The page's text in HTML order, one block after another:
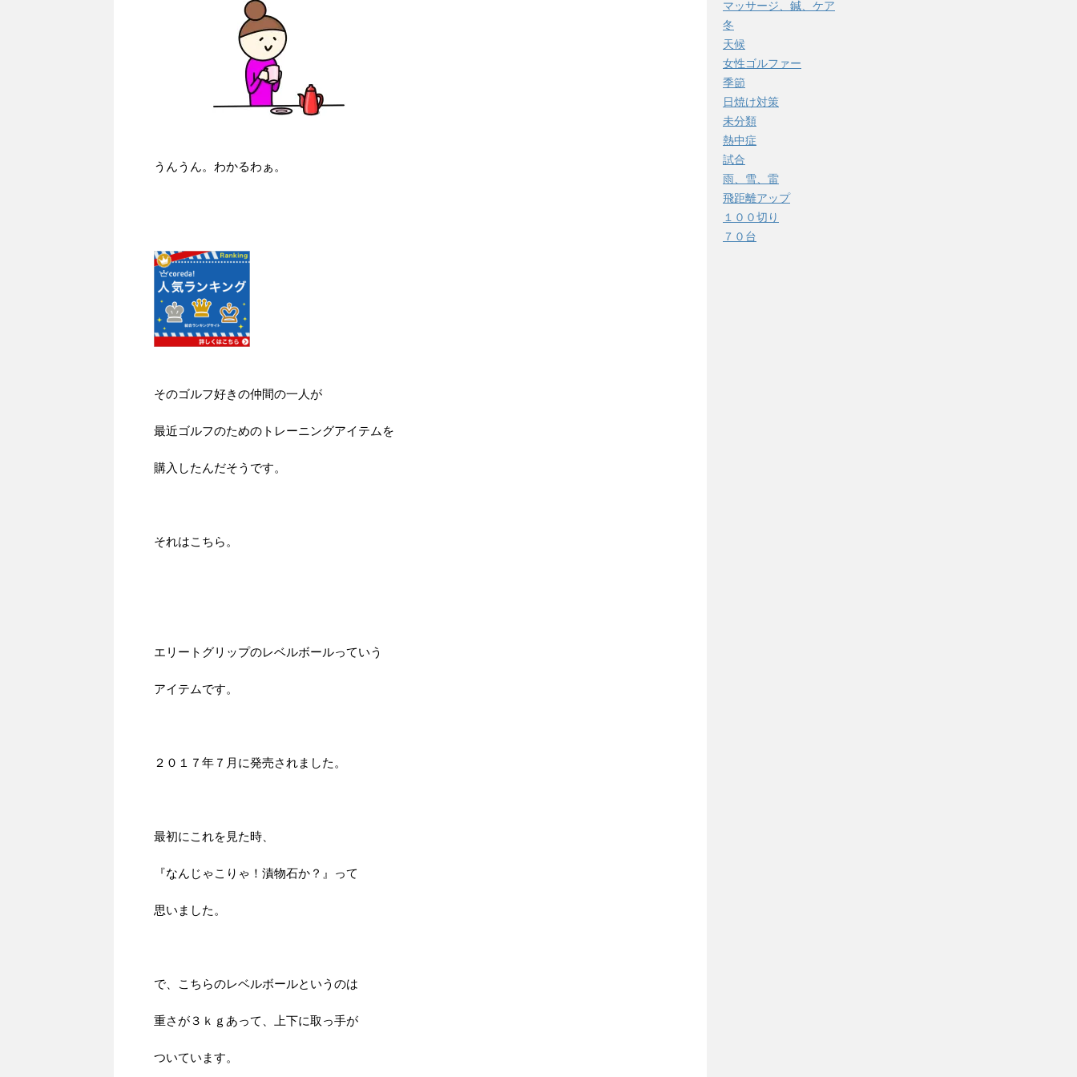
うんうん。わかるわぁ。
そのゴルフ好きの仲間の一人が
最近ゴルフのためのトレーニングアイテムを
購入したんだそうです。
それはこちら。
エリートグリップのレベルボールっていう
アイテムです。
２０１７年７月に発売されました。
最初にこれを見た時、
『なんじゃこりゃ！漬物石か？』って
思いました。
で、こちらのレベルボールというのは
重さが３ｋｇあって、上下に取っ手が
ついています。
マッサージ、鍼、ケア
冬
天候
女性ゴルファー
季節
日焼け対策
未分類
熱中症
試合
雨、雪、雷
飛距離アップ
１００切り
７０台